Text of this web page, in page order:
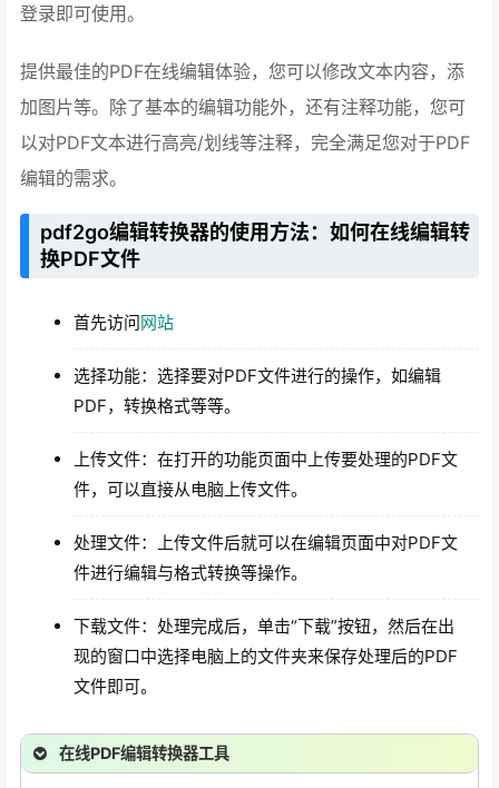
登录即可使用。
提供最佳的PDF在线编辑体验，您可以修改文本内容，添
加图片等。除了基本的编辑功能外，还有注释功能，您可
以对PDF文本进行高亮/划线等注释，完全满足您对于PDF
编辑的需求。
pdf2go编辑转换器的使用方法：如何在线编辑转
换PDF文件
首先访问网站
选择功能：选择要对PDF文件进行的操作，如编辑
PDF，转换格式等等。
上传文件：在打开的功能页面中上传要处理的PDF文
件，可以直接从电脑上传文件。
处理文件：上传文件后就可以在编辑页面中对PDF文
件进行编辑与格式转换等操作。
下载文件：处理完成后，单击“下载”按钮，然后在出
现的窗口中选择电脑上的文件夹来保存处理后的PDF
文件即可。
在线PDF编辑转换器工具